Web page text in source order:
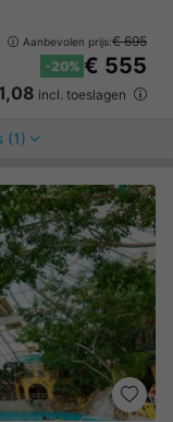
Aanbevolen prijs:€ 695
-20% € 555
incl. toeslagen
(1)